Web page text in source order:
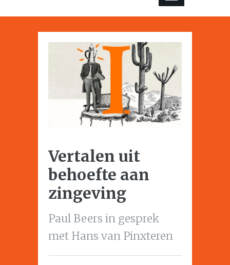
Vertalen uit
behoefte aan
zingeving
Paul Beers in gesprek
met Hans van Pinxteren